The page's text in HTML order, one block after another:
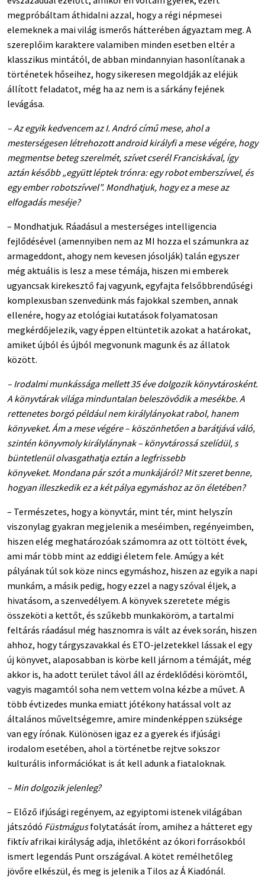
megpróbáltam áthidalni azzal, hogy a régi népmesei
elemeknek a mai világ ismerős hátterében ágyaztam meg. A
szereplőim karaktere valamiben minden esetben eltér a
klasszikus mintától, de abban mindannyian hasonlítanak a
történetek hőseihez, hogy sikeresen megoldják az eléjük
állított feladatot, még ha az nem is a sárkány fejének
levágása.
– Az egyik kedvencem az I. Andró című mese, ahol a
mesterségesen létrehozott android királyfi a mese végére, hogy
megmentse beteg szerelmét, szívet cserél Franciskával, így
aztán később „együtt léptek trónra: egy robot emberszívvel, és
egy ember robotszívvel”. Mondhatjuk, hogy ez a mese az
elfogadás meséje?
– Mondhatjuk. Ráadásul a mesterséges intelligencia
fejlődésével (amennyiben nem az MI hozza el számunkra az
armageddont, ahogy nem kevesen jósolják) talán egyszer
még aktuális is lesz a mese témája, hiszen mi emberek
ugyancsak kirekesztő faj vagyunk, egyfajta felsőbbrendűségi
komplexusban szenvedünk más fajokkal szemben, annak
ellenére, hogy az etológiai kutatások folyamatosan
megkérdőjelezik, vagy éppen eltüntetik azokat a határokat,
amiket újból és újból megvonunk magunk és az állatok
között.
– Irodalmi munkássága mellett 35 éve dolgozik könyvtárosként.
A könyvtárak világa minduntalan beleszövődik a mesékbe. A
rettenetes borgó például nem királylányokat rabol, hanem
könyveket. Ám a mese végére – köszönhetően a barátjává váló,
szintén könyvmoly királylánynak – könyvtárossá szelídül, s
büntetlenül olvasgathatja eztán a legfrissebb
könyveket. Mondana pár szót a munkájáról? Mit szeret benne,
hogyan illeszkedik ez a két pálya egymáshoz az ön életében?
– Természetes, hogy a könyvtár, mint tér, mint helyszín
viszonylag gyakran megjelenik a meséimben, regényeimben,
hiszen elég meghatározóak számomra az ott töltött évek,
ami már több mint az eddigi életem fele. Amúgy a két
pályának túl sok köze nincs egymáshoz, hiszen az egyik a napi
munkám, a másik pedig, hogy ezzel a nagy szóval éljek, a
hivatásom, a szenvedélyem. A könyvek szeretete mégis
összeköti a kettőt, és szűkebb munkaköröm, a tartalmi
feltárás ráadásul még hasznomra is vált az évek során, hiszen
ahhoz, hogy tárgyszavakkal és ETO-jelzetekkel lássak el egy
új könyvet, alaposabban is körbe kell járnom a témáját, még
akkor is, ha adott terület távol áll az érdeklődési körömtől,
vagyis magamtól soha nem vettem volna kézbe a művet. A
több évtizedes munka emiatt jótékony hatással volt az
általános műveltségemre, amire mindenképpen szüksége
van egy írónak. Különösen igaz ez a gyerek és ifjúsági
irodalom esetében, ahol a történetbe rejtve sokszor
kulturális információkat is át kell adunk a fiataloknak.
– Min dolgozik jelenleg?
– Előző ifjúsági regényem, az egyiptomi istenek világában
játszódó Füstmágusfolytatását írom, amihez a hátteret egy
fiktív afrikai királyság adja, ihletőként az ókori forrásokból
ismert legendás Punt országával. A kötet remélhetőleg
jövőre elkészül, és meg is jelenik a Tilos az Á Kiadónál.